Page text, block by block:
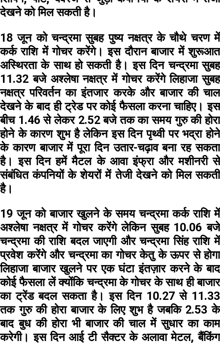
देखने को मिल सकती है।
18 जूनको चन्द्रमा सुबह पुष्य नक्षत्र के चौथे चरण में
कर्क राशि में गोचर करेंगे। इस दौरान बाजार में शुरूआत
अस्थिरता के साथ हो सकती है। इस दिन चन्द्रमा सुबह
11.32 बजे अश्लेषा नक्षत्र में गोचर करेंगे लिहाजा सुबह
नक्षत्र परिवर्तन का इंतजार करके और बाजार की चाल
देखने के बाद ही ट्रेड पर कोई फैसला करना चाहिए। इस
बीच 1.46 से लेकर 2.52 बजे तक का समय गुरु की होरा
होने के कारण शुभ है लेकिन इस दिन पृथ्वी पर भद्रा होने
के कारण बाजार में पूरा दिन उतार-चढ़ाव बना रह सकता
है। इस दिन हमें मैटल के आवा इंफ्रा और मशीनरी से
संबंधित कंपनियों के शेयरों में तेजी देखने को मिल सकती
है।
19 जूनको बाजार खुलने के समय चन्द्रमा कर्क राशि में
अश्लेषा नक्षत्र में गोचर करेंगे लेकिन सुबह 10.06 बजे
चन्द्रमा की राशि बदल जाएगी और चन्द्रमा सिंह राशि में
प्रवेश करेंगे और चन्द्रमा का गोचर केतु के ऊपर से होगा
लिहाजा बाजार खुलने पर एक घंटा इंतज़ार करने के बाद
कोई फैसला लें क्योंकि चन्द्रमा के गोचर के साथ ही बाजार
का ट्रेंड बदल सकता है। इस दिन 10.27 से 11.33
तक गुरु की होरा बाजार के लिए शुभ है जबकि 2.53 के
बाद बुध की होरा भी बाजार की चाल में सुधार का काम
करेगी। इस दिन आई टी सैक्टर के अलावा मेटल, बैंकिंग